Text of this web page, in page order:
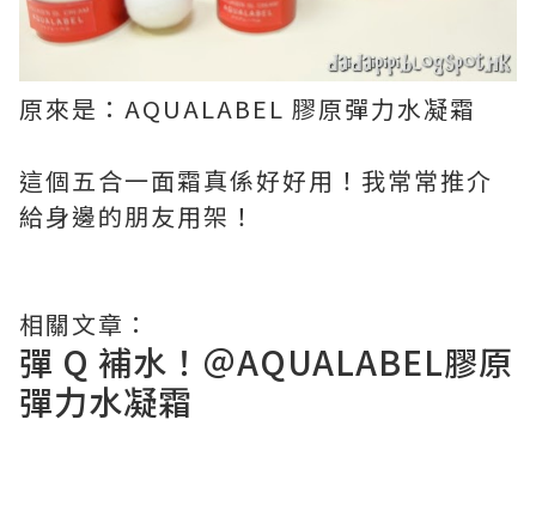
原來是：AQUALABEL 膠原彈力水凝霜
這個五合一面霜真係好好用！我常常推介
給身邊的朋友用架！
相關文章：
彈 Q 補水！＠AQUALABEL膠原
彈力水凝霜